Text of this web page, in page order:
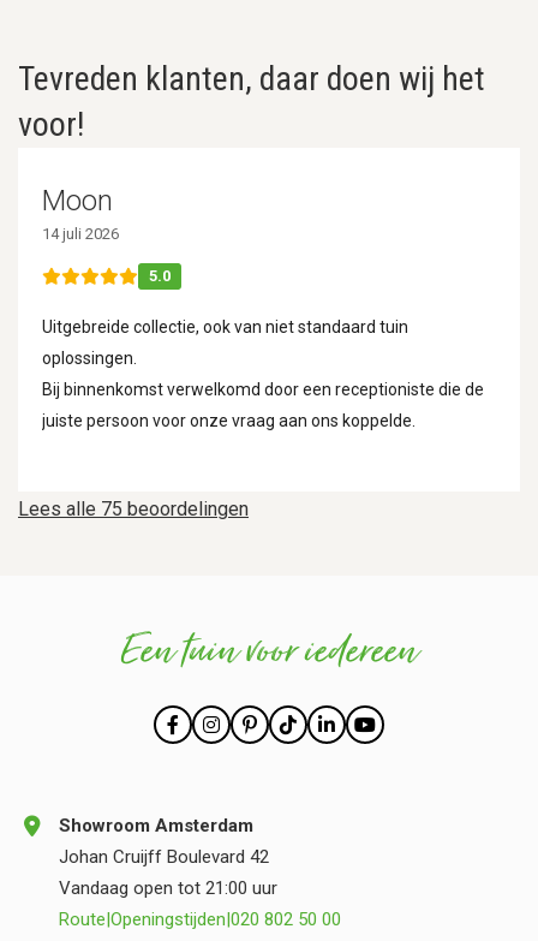
Tevreden klanten, daar doen wij het
voor!
Lees alle 75 beoordelingen
Moon
14 juli 2026
5.0
Uitgebreide collectie, ook van niet standaard tuin
oplossingen.
Bij binnenkomst verwelkomd door een receptioniste die de
juiste persoon voor onze vraag aan ons koppelde.
Een tuin voor iedereen
Showroom Amsterdam
Johan Cruijff Boulevard 42
Vandaag open tot 21:00 uur
Route|Openingstijden|020 802 50 00